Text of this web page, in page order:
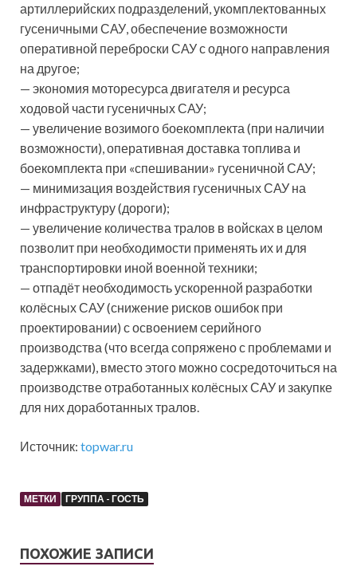
артиллерийских подразделений, укомплектованных
гусеничными САУ, обеспечение возможности
оперативной переброски САУ с одного направления
на другое;
— экономия моторесурса двигателя и ресурса
ходовой части гусеничных САУ;
— увеличение возимого боекомплекта (при наличии
возможности), оперативная доставка топлива и
боекомплекта при «спешивании» гусеничной САУ;
— минимизация воздействия гусеничных САУ на
инфраструктуру (дороги);
— увеличение количества тралов в войсках в целом
позволит при необходимости применять их и для
транспортировки иной военной техники;
— отпадёт необходимость ускоренной разработки
колёсных САУ (снижение рисков ошибок при
проектировании) с освоением серийного
производства (что всегда сопряжено с проблемами и
задержками), вместо этого можно сосредоточиться на
производстве отработанных колёсных САУ и закупке
для них доработанных тралов.
Источник: topwar.ru
МЕТКИ ГРУППА - ГОСТЬ
ПОХОЖИЕ ЗАПИСИ